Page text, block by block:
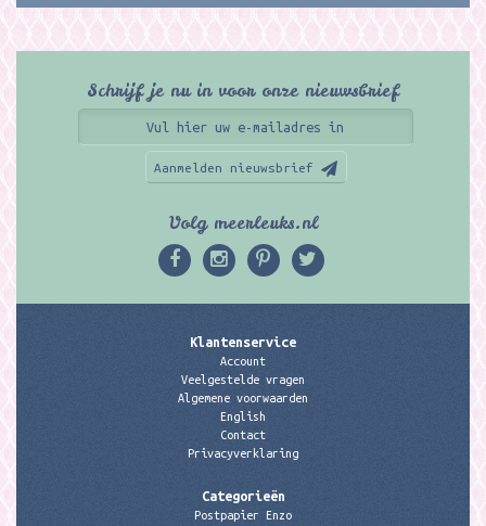
Schrijf je nu in voor onze nieuwsbrief
Aanmelden nieuwsbrief
Volg meerleuks.nl
Klantenservice
Account
Veelgestelde vragen
Algemene voorwaarden
English
Contact
Privacyverklaring
Categorieën
Postpapier Enzo